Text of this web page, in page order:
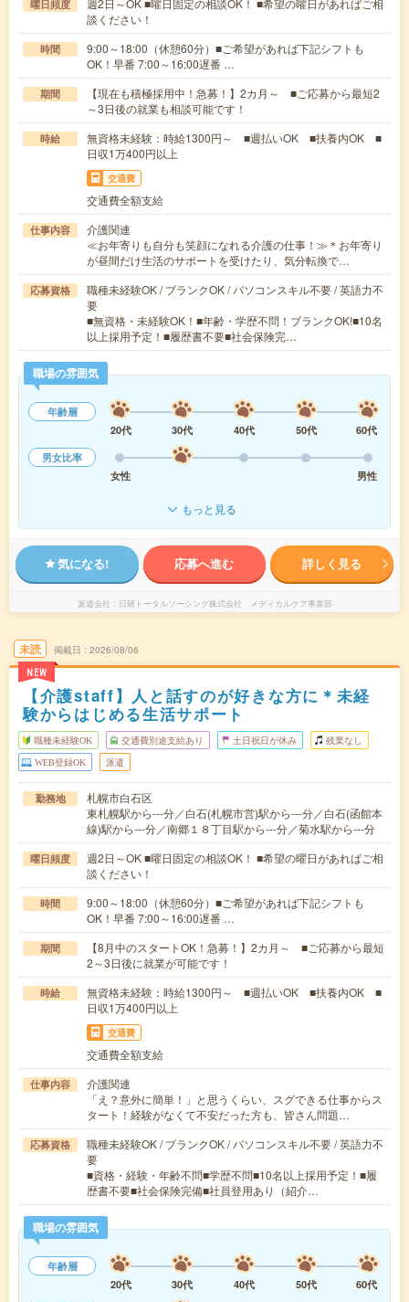
曜日頻度
週2日～OK ■曜日固定の相談OK！ ■希望の曜日があればご相
談ください！
時間
9:00～18:00（休憩60分）■ご希望があれば下記シフトも
OK！早番 7:00～16:00遅番 …
期間
【現在も積極採用中！急募！】2カ月～ ■ご応募から最短2
～3日後の就業も相談可能です！
時給
無資格未経験：時給1300円～ ■週払いOK ■扶養内OK ■
日収1万400円以上
交通費
交通費全額支給
仕事内容
介護関連
≪お年寄りも自分も笑顔になれる介護の仕事！≫＊お年寄り
が昼間だけ生活のサポートを受けたり、気分転換で…
応募資格
職種未経験OK / ブランクOK / パソコンスキル不要 / 英語力不
要
■無資格・未経験OK！■年齢・学歴不問！ブランクOK!■10名
以上採用予定！■履歴書不要■社会保険完…
職場の雰囲気
年齢層
20代
30代 40代 50代
60代
男女比率
女性
男性
もっと見る
気になる! 応募へ進む 詳しく見る
派遣会社 日研トータルソーシング株式会社 メディカルケア事業部
未読
NEW
掲載日 2026/08/06
【介護staff】人と話すのが好きな方に＊未経
験からはじめる生活サポート
職種未経験OK 交通費別途支給あり 土日祝日が休み 残業なし
WEB登録OK 派遣
勤務地
札幌市白石区
東札幌駅から---分／白石(札幌市営)駅から---分／白石(函館本
線)駅から---分／南郷１８丁目駅から---分／菊水駅から---分
曜日頻度
週2日～OK ■曜日固定の相談OK！ ■希望の曜日があればご相
談ください！
時間
9:00～18:00（休憩60分）■ご希望があれば下記シフトも
OK！早番 7:00～16:00遅番 …
期間
【8月中のスタートOK！急募！】2カ月～ ■ご応募から最短
2～3日後に就業が可能です！
時給
無資格未経験：時給1300円～ ■週払いOK ■扶養内OK ■
日収1万400円以上
交通費
交通費全額支給
仕事内容
介護関連
「え？意外に簡単！」と思うくらい、スグできる仕事からス
タート！経験がなくて不安だった方も、皆さん問題…
応募資格
職種未経験OK / ブランクOK / パソコンスキル不要 / 英語力不
要
■資格・経験・年齢不問■学歴不問■10名以上採用予定！■履
歴書不要■社会保険完備■社員登用あり（紹介…
職場の雰囲気
年齢層
20代
30代 40代 50代
60代